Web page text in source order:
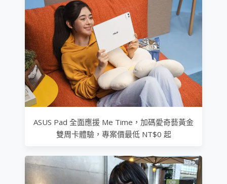
ASUS Pad 全面應援 Me Time，加碼愛奇藝黃金
雙周卡體驗，專案價最低 NT$0 起